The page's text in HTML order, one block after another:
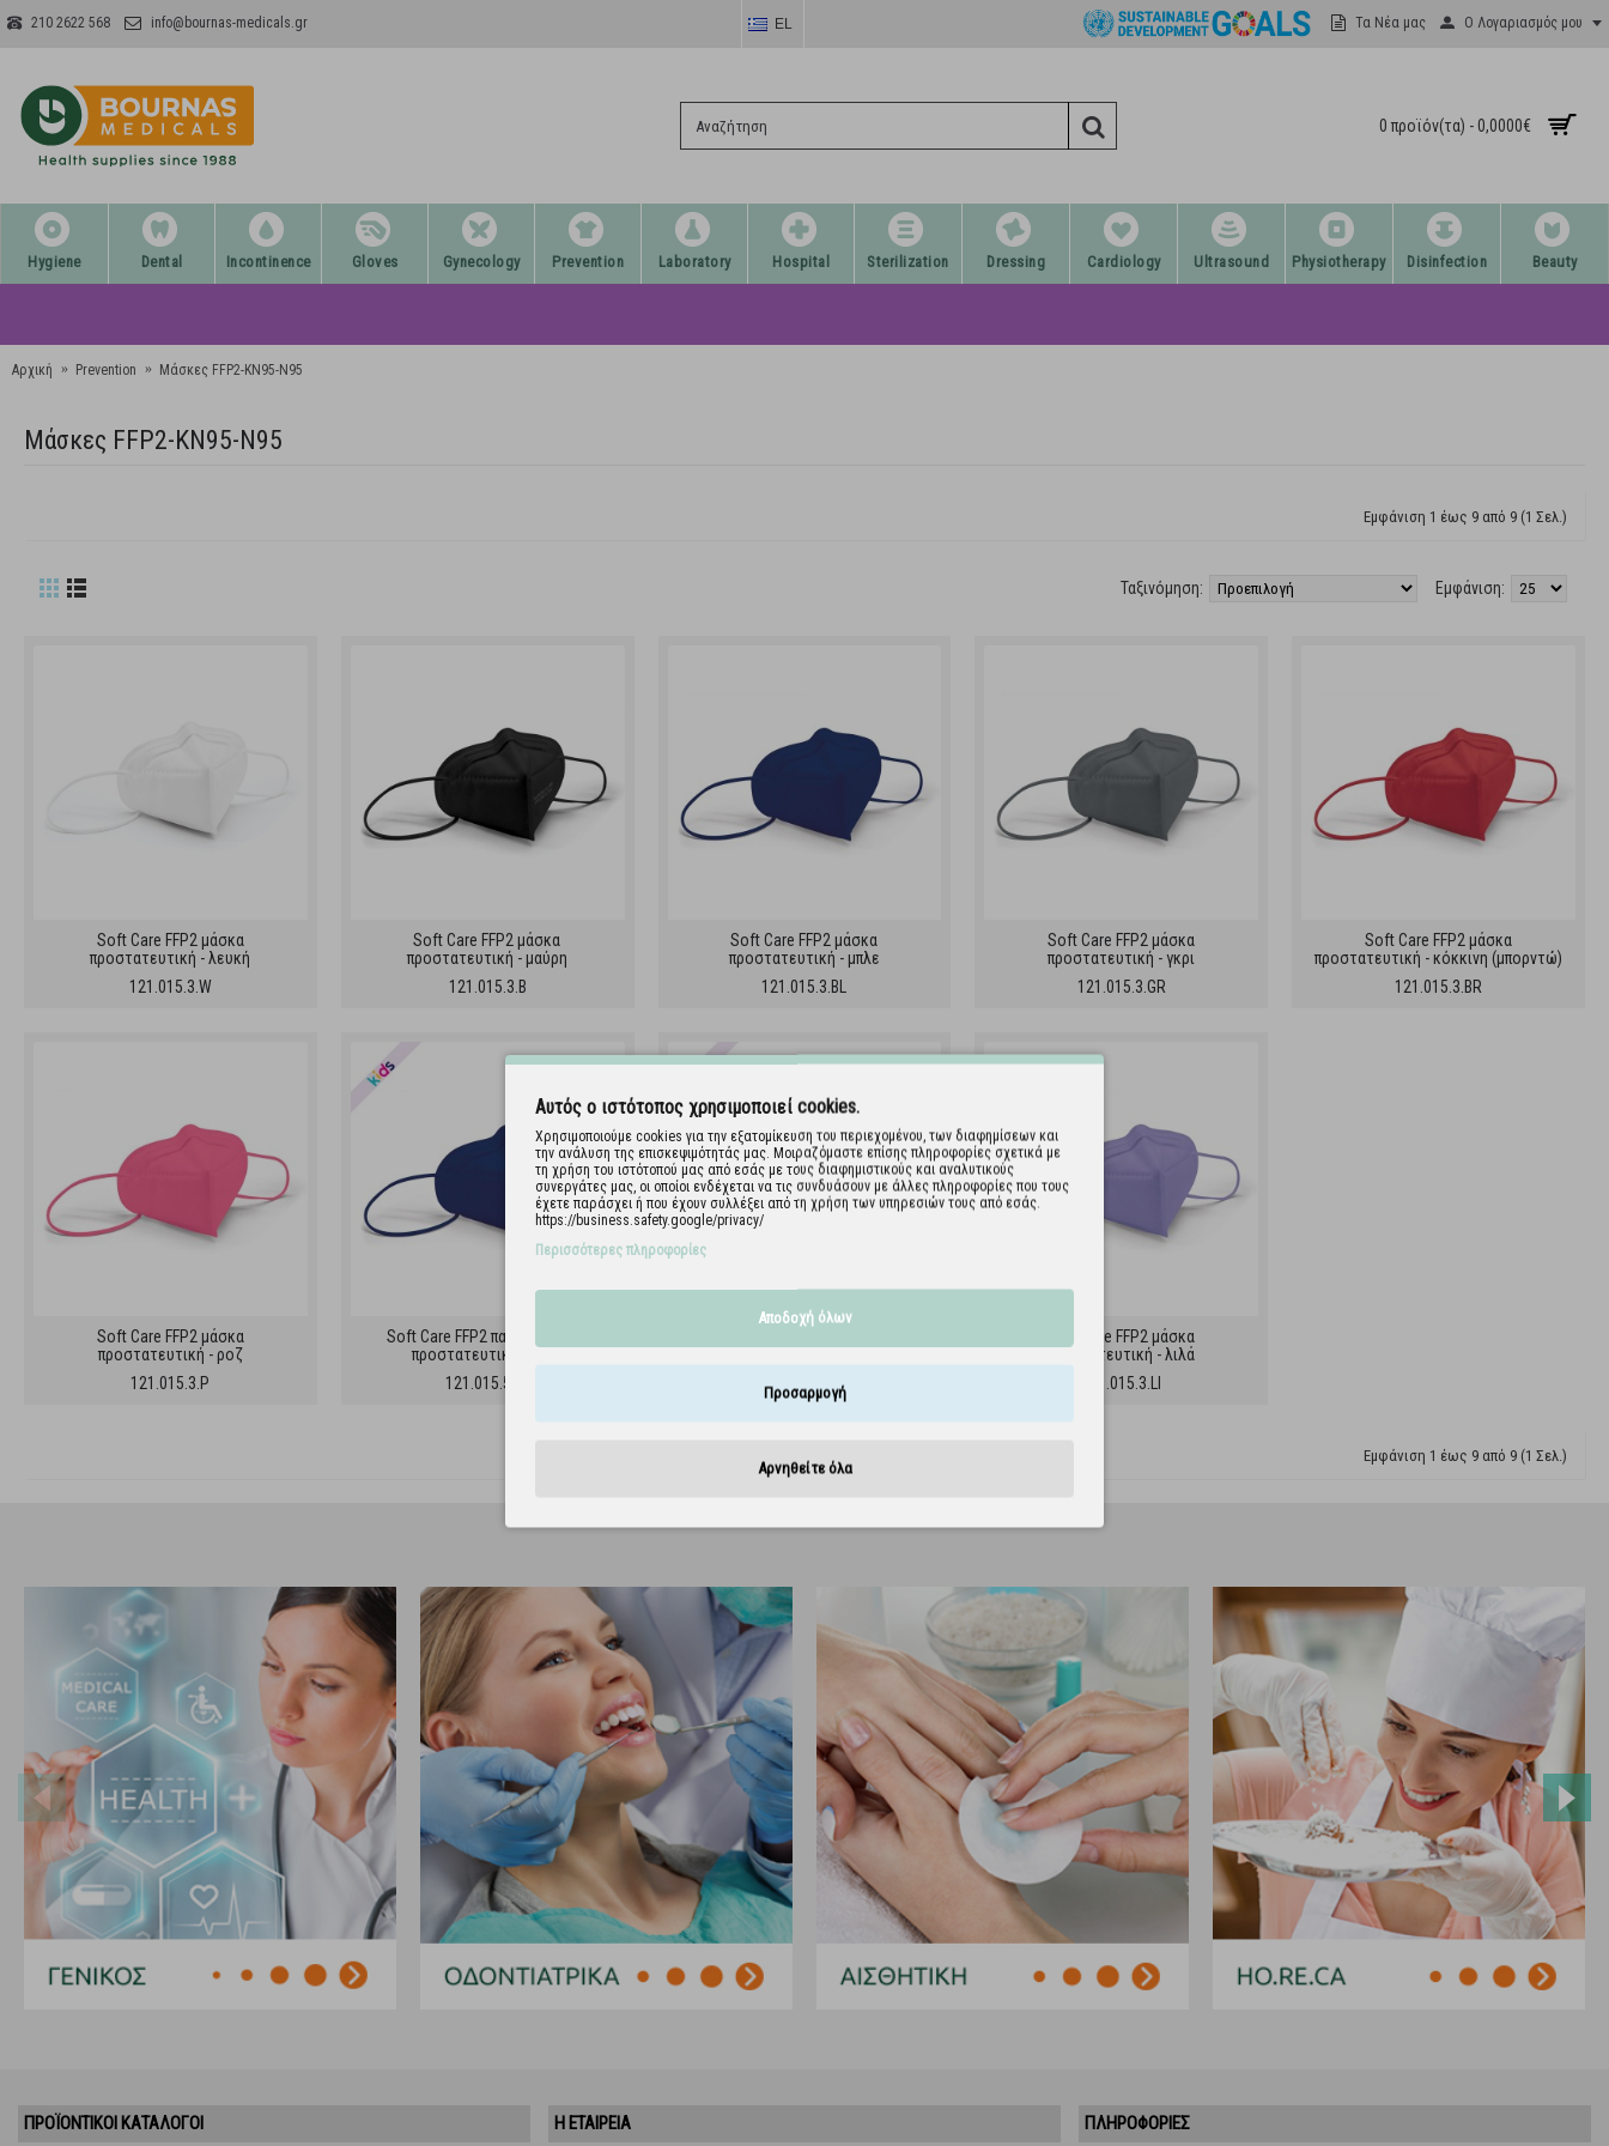
210 2622 568 info@bournas-medicals.gr EL Τα Νέα μας Ο Λογαριασμός μου
0 προϊόν(τα) - 0,0000€
Hygiene Dental Incontinence Gloves Gynecology Prevention Laboratory Hospital Sterilization Dressing Cardiology Ultrasound Physiotherapy Disinfection Beauty
Αρχική Prevention Μάσκες FFP2-ΚΝ95-Ν95
Μάσκες FFP2-ΚΝ95-Ν95
Εμφάνιση 1 έως 9 από 9 (1 Σελ.)
Εμφάνιση:
Ταξινόμηση:
Soft Care FFP2 μάσκα
προστατευτική - λευκή
121.015.3.W
Soft Care FFP2 μάσκα
προστατευτική - μαύρη
121.015.3.B
Soft Care FFP2 μάσκα
προστατευτική - μπλε
121.015.3.BL
Soft Care FFP2 μάσκα
προστατευτική - γκρι
121.015.3.GR
Soft Care FFP2 μάσκα
προστατευτική - κόκκινη (μπορντώ)
121.015.3.BR
Soft Care FFP2 μάσκα
προστατευτική - ροζ
121.015.3.P
Soft Care FFP2 παιδική μάσκα
προστατευτική - μπλε
121.015.5.BL
προστατευτική - ροζ
121.015.5.P
Soft Care FFP2 μάσκα
προστατευτική - λιλά
121.015.3.LI
Εμφάνιση 1 έως 9 από 9 (1 Σελ.)
ΠΡΟΪΌΝΤΙΚΟΊ ΚΑΤΆΛΟΓΟΙ Η ΕΤΑΙΡΕΙΑ ΠΛΗΡΟΦΟΡΙΕΣ
Αυτός ο ιστότοπος χρησιμοποιεί cookies.
Χρησιμοποιούμε cookies για την εξατομίκευση του περιεχομένου, των διαφημίσεων και
την ανάλυση της επισκεψιμότητάς μας. Μοιραζόμαστε επίσης πληροφορίες σχετικά με
τη χρήση του ιστότοπού μας από εσάς με τους διαφημιστικούς και αναλυτικούς
συνεργάτες μας, οι οποίοι ενδέχεται να τις συνδυάσουν με άλλες πληροφορίες που τους
έχετε παράσχει ή που έχουν συλλέξει από τη χρήση των υπηρεσιών τους από εσάς.
https://business.safety.google/privacy/
Περισσότερες πληροφορίες
Αποδοχή όλων
Προσαρμογή
Αρνηθείτε όλα